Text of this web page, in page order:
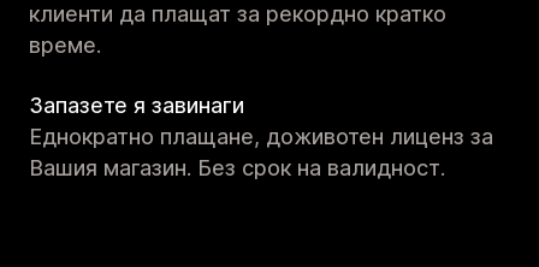
клиенти да плащат за рекордно кратко
време.
Запазете я завинаги
Еднократно плащане, доживотен лиценз за
Вашия магазин. Без срок на валидност.